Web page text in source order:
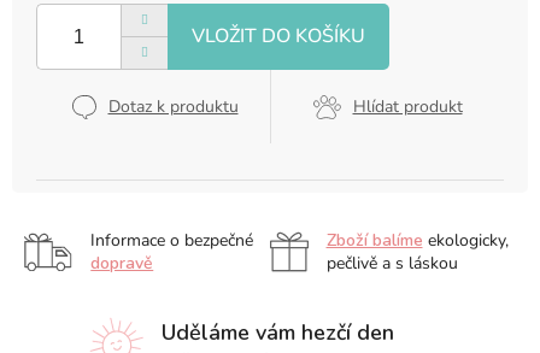
cena:
Dotaz k produktu Hlídat produkt
Informace o bezpečné
dopravě
Zboží balíme ekologicky,
pečlivě a s láskou
Uděláme vám hezčí den